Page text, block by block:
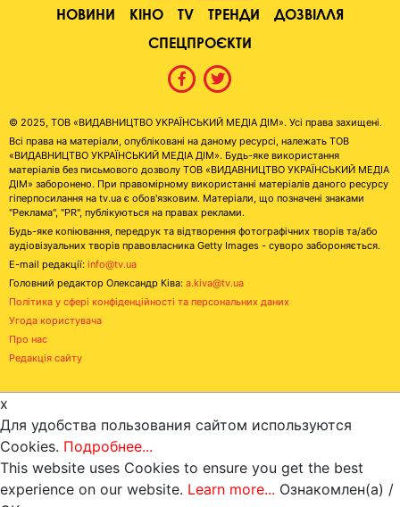
НОВИНИ КІНО TV ТРЕНДИ
ДОЗВІЛЛЯ
СПЕЦПРОЄКТИ
© 2025, ТОВ «ВИДАВНИЦТВО УКРАЇНСЬКИЙ МЕДІА ДІМ». Усі права захищені.
Всі права на матеріали, опубліковані на даному ресурсі, належать ТОВ
«ВИДАВНИЦТВО УКРАЇНСЬКИЙ МЕДІА ДІМ». Будь-яке використання
матеріалів без письмового дозволу ТОВ «ВИДАВНИЦТВО УКРАЇНСЬКИЙ МЕДІА
ДІМ» заборонено. При правомірному використанні матеріалів даного ресурсу
гіперпосилання на tv.ua є обов'язковим. Матеріали, що позначені знаками
"Реклама", "PR", публікуються на правах реклами.
Будь-яке копіювання, передрук та відтворення фотографічних творів та/або
аудіовізуальних творів правовласника Getty Images - суворо забороняється.
E-mail редакції: info@tv.ua
Головний редактор Олександр Ківа: a.kiva@tv.ua
Політика у сфері конфіденційності та персональних даних
Угода користувача
Про нас
Редакція сайту
x
Для удобства пользования сайтом используются
Cookies. Подробнее...
This website uses Cookies to ensure you get the best
experience on our website. Learn more... Ознакомлен(а) /